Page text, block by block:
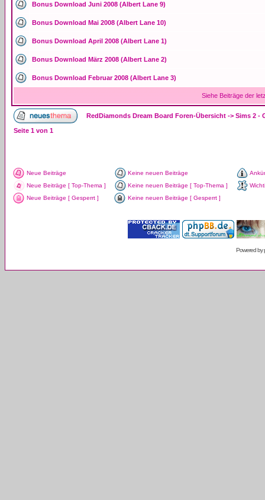
Bonus Download Juni 2008 (Albert Lane 9)
Bonus Download Mai 2008 (Albert Lane 10)
Bonus Download April 2008 (Albert Lane 1)
Bonus Download März 2008 (Albert Lane 2)
Bonus Download Februar 2008 (Albert Lane 3)
Siehe Beiträge der
RedDiamonds Dream Board Foren-Übersicht -> Sims 2 -
Seite 1 von 1
Neue Beiträge Keine neuen Beiträge
Neue Beiträge [ Top-Thema ]
Keine neuen Beiträge [ Top-Thema ]
Neue Beiträge [ Gesperrt ]
Keine neuen Beiträge [ Gesperrt ]
Powered by